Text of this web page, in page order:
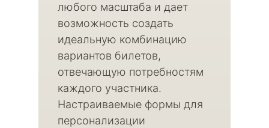
любого масштаба и дает
возможность создать
идеальную комбинацию
вариантов билетов,
отвечающую потребностям
каждого участника.
Настраиваемые формы для
персонализации